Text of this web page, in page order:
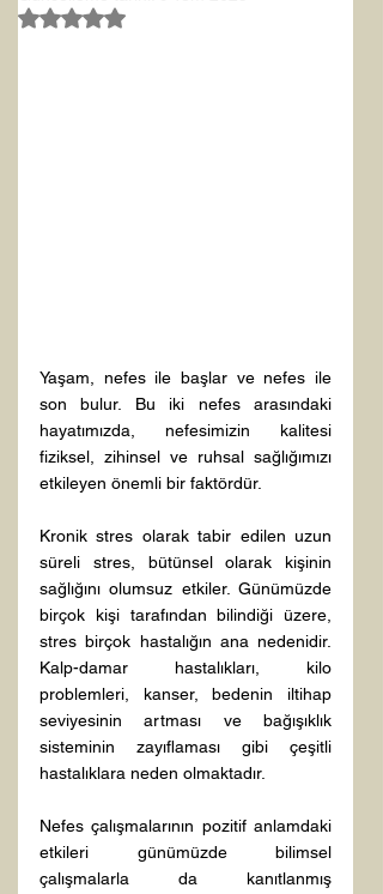
5 üzerinden NaN yıldız
Yaşam, nefes ile başlar ve nefes ile
son bulur. Bu iki nefes arasındaki
hayatımızda, nefesimizin kalitesi
fiziksel, zihinsel ve ruhsal sağlığımızı
etkileyen önemli bir faktördür.
Kronik stres olarak tabir edilen uzun
süreli stres, bütünsel olarak kişinin
sağlığını olumsuz etkiler. Günümüzde
birçok kişi tarafından bilindiği üzere,
stres birçok hastalığın ana nedenidir.
Kalp-damar hastalıkları, kilo
problemleri, kanser, bedenin iltihap
seviyesinin artması ve bağışıklık
sisteminin zayıflaması gibi çeşitli
hastalıklara neden olmaktadır.
Nefes çalışmalarının pozitif anlamdaki
etkileri günümüzde bilimsel
çalışmalarla da kanıtlanmış